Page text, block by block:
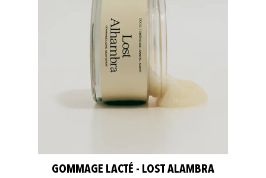
GOMMAGE LACTÉ - LOST ALAMBRA